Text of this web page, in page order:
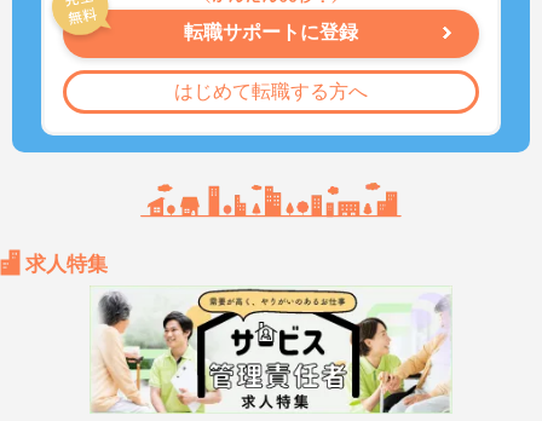
転職サポートに登録
はじめて転職する方へ
求人特集